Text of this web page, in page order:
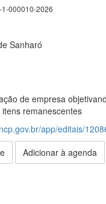
000010-2026
Sanharó
de empresa
remanescentes
app/editais/
Adicionar à agenda